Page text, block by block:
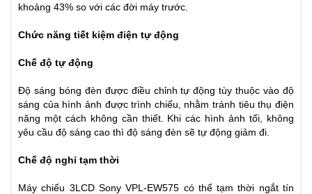
khoảng 43% so với các đời máy trước.
Chức năng tiết kiệm điện tự động
Chế độ tự động
Độ sáng bóng đèn được điều chỉnh tự động tùy thuộc vào độ
sáng của hình ảnh được trình chiếu, nhằm tránh tiêu thụ điện
năng một cách không cần thiết. Khi các hình ảnh tối, không
yêu cầu độ sáng cao thì độ sáng đèn sẽ tự động giảm đi.
Chế độ nghỉ tạm thời
Máy chiếu 3LCD Sony VPL-EW575 có thể tạm thời ngắt tín